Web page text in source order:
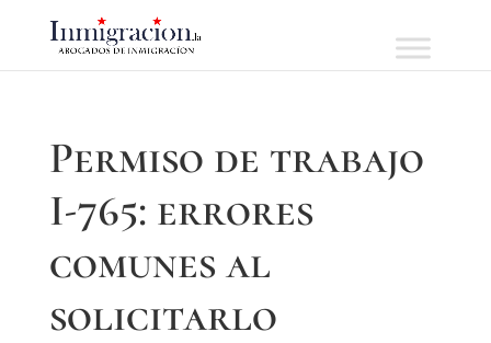
Permiso de trabajo
I-765: errores
comunes al
solicitarlo